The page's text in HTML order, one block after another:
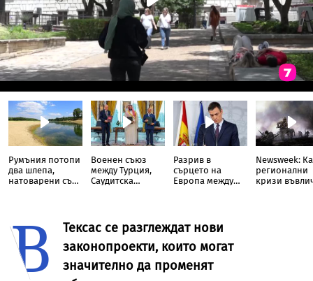
Румъния потопи
два шлепа,
натоварени със
Военен съюз
между Турция,
Саудитска
Разрив в
сърцето на
Европа между
Newsweek:
регионални
кризи
В
Тексас се разглеждат нови
законопроекти, които могат
значително да променят